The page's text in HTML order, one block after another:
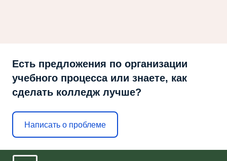
Есть предложения по организации
учебного процесса или знаете, как
сделать колледж лучше?
Написать о проблеме